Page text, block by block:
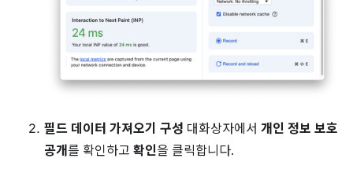
필드 데이터 가져오기 구성 대화상자에서 개인 정보 보호
공개를 확인하고 확인을 클릭합니다.